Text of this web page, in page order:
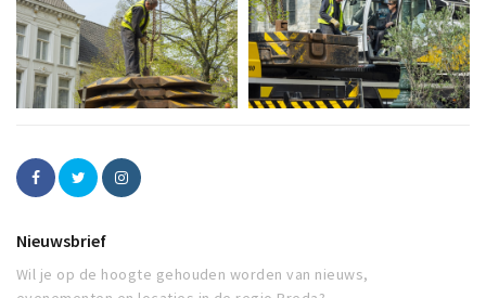
Nieuwsbrief
Wil je op de hoogte gehouden worden van nieuws,